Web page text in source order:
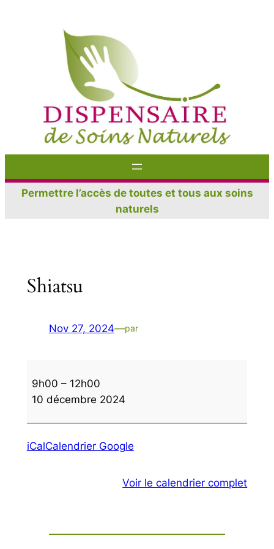
Permettre l’accès de toutes et tous aux soins
naturels
Shiatsu
Nov 27, 2024—par
9h00 – 12h00
10 décembre 2024
iCalCalendrier Google
Voir le calendrier complet